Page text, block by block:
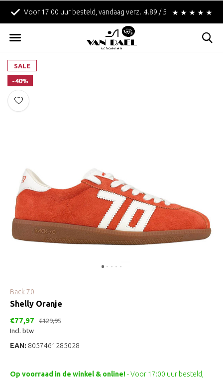
Voor 17:00 uur besteld, vandaag verzonden! Betaal achteraf met
4.89 / 5
SALE
-40%
Back 70
Shelly Oranje
€77,97
€129,95
Incl. btw
EAN: 8057461285028
Op voorraad in de winkel & online!- Voor 17:00 uur besteld,